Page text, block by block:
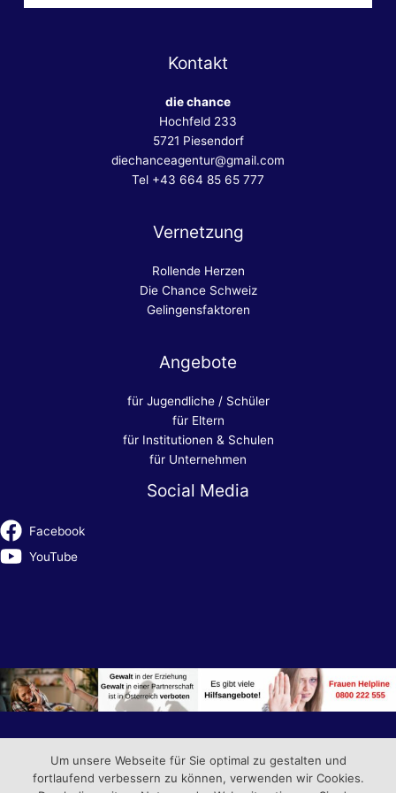
Kontakt
die chance
Hochfeld 233
5721 Piesendorf
diechanceagentur@gmail.com
Tel +43 664 85 65 777
Vernetzung
Rollende Herzen
Die Chance Schweiz
Gelingensfaktoren
Angebote
für Jugendliche / Schüler
für Eltern
für Institutionen & Schulen
für Unternehmen
Social Media
Facebook
YouTube
Copyright © 2026 die chance Agentur gemeinnützige GmbH |
Um unsere Webseite für Sie optimal zu gestalten und
fortlaufend verbessern zu können, verwenden wir Cookies.